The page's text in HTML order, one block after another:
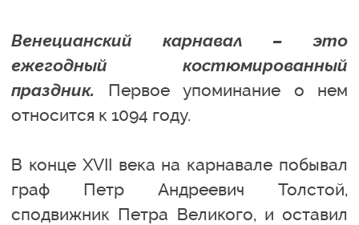
Венецианский карнавал – это
ежегодный костюмированный
праздник. Первое упоминание о нем
относится к 1094 году.
В конце XVII века на карнавале побывал
граф Петр Андреевич Толстой,
сподвижник Петра Великого, и оставил